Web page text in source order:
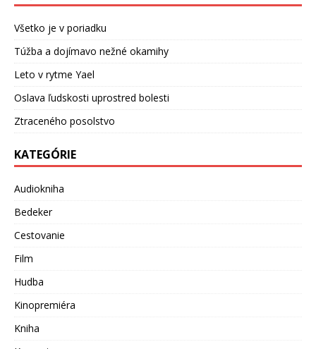
Všetko je v poriadku
Túžba a dojímavo nežné okamihy
Leto v rytme Yael
Oslava ľudskosti uprostred bolesti
Ztraceného posolstvo
KATEGÓRIE
Audiokniha
Bedeker
Cestovanie
Film
Hudba
Kinopremiéra
Kniha